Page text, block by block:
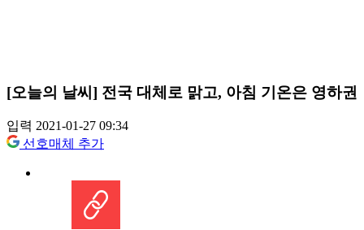
[오늘의 날씨] 전국 대체로 맑고, 아침 기온은 영하권
입력 2021-01-27 09:34
선호매체 추가